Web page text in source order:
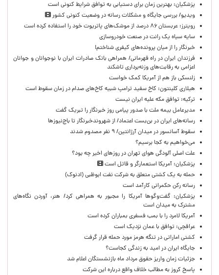
پزشکیان‌: بهترین زمان برای دستیابی به توافق شرایط کنونی است
ویدیو/ بررسی جایگاه و مشکلات رسانه در وضعیت کنونی کشور
رویترز: عربستان ۸۶ درصد از موشک‌های پاتریوت خود را استفاده کرده است
سایه سیاه یک رانت در صنعت خودروسازی
خبرنگار را از میان پرونده‌های کیفری شناختم!
​فرزندان ایران در راه قهرمانی/ همراهی بانک صادرات ایران با نوجوانان و جوانان
اعزامی به رقابت‌های وزنه‌برداری تاشکند
زلنسکی باز هم از آمریکا کمک خواست
هیلاری کلینتون: کاخ سفید ترامپ شبیه کاخ‌های صدام در زمان سقوط است
ترکیه: توافق مکه علیه ایران نیست
مدیرعامل بیمه ملت با صدور پیامی روز خبرنگار را تبریک گفت
رسانه‌های ایران در بن‌بست اعتماد/ از شهروندخبرنگار تا باج‌نیوزها
سقوط آسانسور در میدان آرژانتین/ ۹ نفر مصدوم شدند
می‌خواهیم به کجا برسیم؟
علت اصلی آلودگی هوای تهران در روزهای اخیر چه بود؟
پزشکیان: آمریکا استعمارگر و قاتل است
حمله به یک کشتی متعلق به شرکت نفت ابوظبی (ادنوک)
رسانه رکن حکمرانی کارآمد است
پزشکیان: گفت‌وگوها آمریکا را مجبور به همراهی کرد/ هنر، آوردن نگاه‌های
مشترک به میدان است
آمریکا لامرد را با بمب فسفری بمباران کرده است
عراقچی: توافق با عمان نزدیک است
کشتی اماراتی در تنگه هرمز مورد حمله قرار گرفت
جایگاه ایران در امید به زندگی کجاست؟
جزئیات زمان واریز حقوق مرداد ماه بازنشستگان اعلام شد
پاسخ کروز به مطالب خلاف واقع درباره این شرکت